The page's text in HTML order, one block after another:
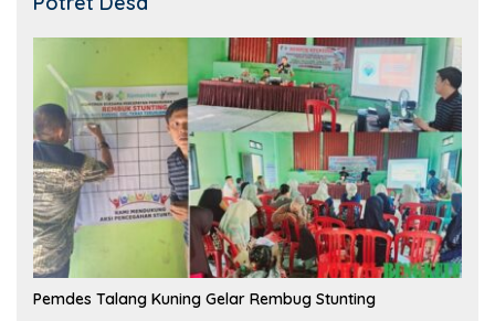
Pemdes Talang Kuning Gelar Rembug Stunting